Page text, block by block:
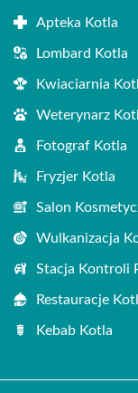
Apteka Kotla
Lombard Kotla
Kwiaciarnia
Weterynarz
Fotograf Kotla
Fryzjer Kotla
Salon
Wulkanizacja
Stacja Kontroli
Restauracje
Kebab Kotla